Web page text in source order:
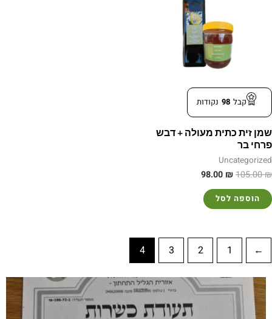
קבל 98 נקודות
שמן זית כתית מעולה + דבש
פרחי בר
Uncategorized
105.00₪
98.00 ₪
הוספה לסל
→
1
2
3
4